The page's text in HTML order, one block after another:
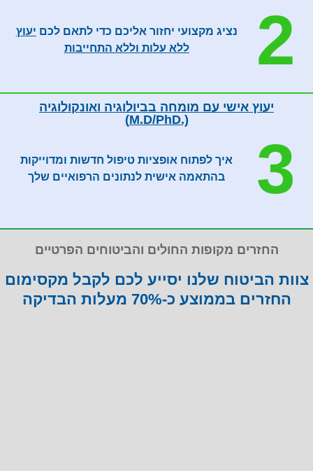
2 נציג מקצועי יחזור אליכם כדי לתאם לכם יעוץ
ללא עלות וללא התחייבות
יעוץ אישי עם מומחה בביולוגיה ואונקולוגיה
(.M.D/PhD)
3
איך לפתוח אופציות טיפול חדשות ומדוייקות
בהתאמה אישית לנתונים הרפואיים שלך
החזרים מקופות החולים והביטוחים הפרטיים
צוות הביטוח שלנו יסייע לכם לקבל מקסימום
החזרים בממוצע כ-70% מעלות הבדיקה